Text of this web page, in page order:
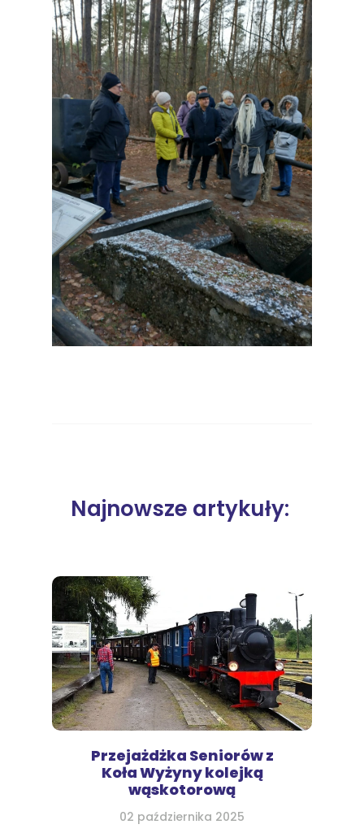
Najnowsze artykuły:
Przejażdżka Seniorów z
Koła Wyżyny kolejką
wąskotorową
02 października 2025